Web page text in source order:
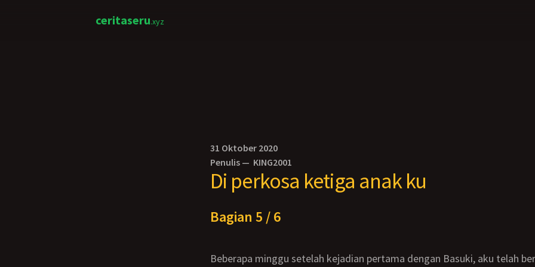
ceritaseru.xyz
31 Oktober 2020
Penulis — KING2001
Di perkosa ketiga anak ku
Bagian 5 / 6
Beberapa minggu setelah kejadian pertama dengan Basuki, aku telah